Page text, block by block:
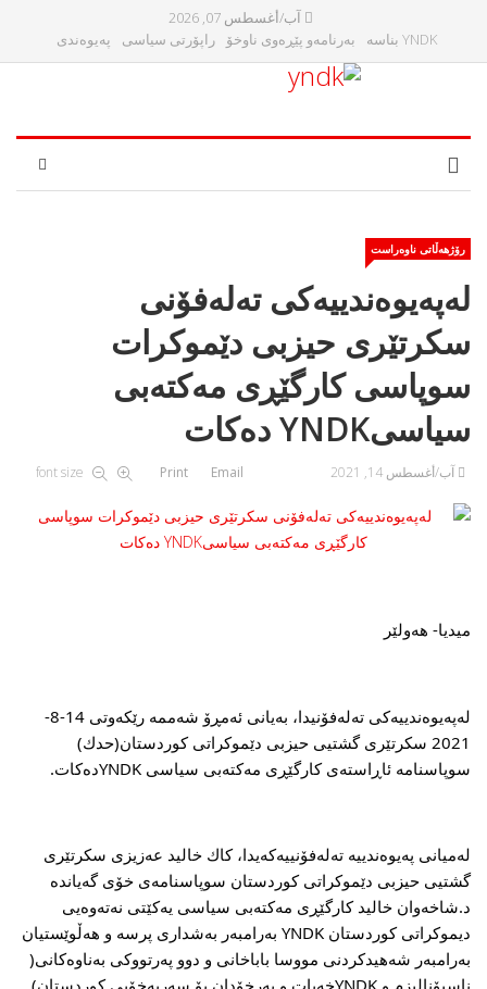
آب/أغسطس 07, 2026
YNDK بناسه‌
بەرنامەو پێڕەوی ناوخۆ راپۆرتی سیاسی پەیوەندی
رۆژهەڵاتی ناوەراست
له‌په‌یوه‌ندییه‌كی ته‌له‌فۆنی
سكرتێری حیزبی دێموكرات
سوپاسی كارگێڕی مه‌كته‌بی
سیاسیYNDK ده‌كات
آب/أغسطس 14, 2021 font size Print Email
میدیا- هه‌ولێر
له‌په‌یوه‌ندییه‌كی ته‌له‌فۆنیدا، به‌یانی ئه‌مڕۆ شه‌ممه رێكه‌وتی‌ 14-8-
سوپاسنامه‌ ئاڕاسته‌ی كارگێڕی مه‌كته‌بی سیاسی YNDKده‌كات.